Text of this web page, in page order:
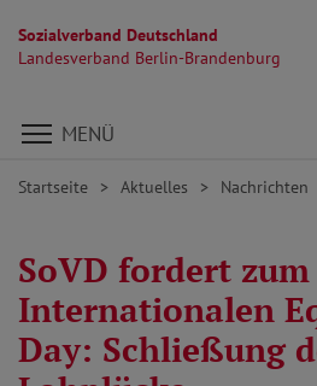
Sozialverband Deutschland
Landesverband Berlin-Brandenburg
Direkt zu den Inhalten springen
MENÜ
Startseite Aktuelles Nachrichten
SoVD fordert
Internationalen
Day: Schließung